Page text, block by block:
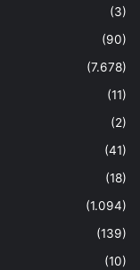
(3)
(90)
(7.678)
(11)
(2)
(41)
(18)
(1.094)
(139)
(10)